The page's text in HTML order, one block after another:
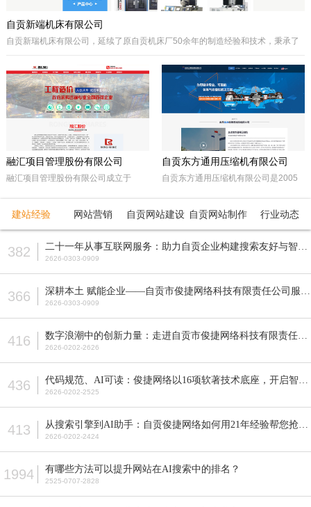
疏浚、水环境治理和水资源经营利用，
港口码头装卸与仓储、港口物流...
自贡新端机床有限公司
自贡新瑞机床有限公司，延续了原自贡机床厂50余年的制造经验和技术，秉承了
公司生产：Z系列摇臂钻床、Z系列立式钻床、ZLKV系列数控龙门加工中心、ZLK
系列数控龙门钻床、VMC、立式加工中心、成套孔系加工专用机床、钻攻生产线
等产品的设计、制造。产品广泛应用于模具、机械制造、汽车制造、航空、船
舶、轨道交通、铁塔、钢结构等工业制造及机械加工领域。
融汇项目管理股份有限公司
融汇项目管理股份有限公司成立于
注册资本5000万人民币，是一家以政
产品国际招标代理、工程造价咨询、工
程监理等多元化发展的咨询服务企业。
自贡东方通用压缩机有限公司
自贡东方通用压缩机有限公司是2005
民营企业。由东方锅炉集团动能分厂同
贡市高新工业园区十大重点企业之一。
公司占地面积近70亩，注册资本5200
型、D型、L型、Z型、P型5个系列上百
压缩机气体力从20KN—800KN，排气
压力可达50MPa。各类成套气体压缩
建站经验 网站营销 自贡网站建设 自贡网站制作 行业动态
382 2626-0303-0909
366 2626-0303-0909
416 2626-0202-2626
436 2626-0202-2525
413 2626-0202-2424
1994 有哪些方法可以提升网站在AI搜索中的排名？
2525-0707-2828